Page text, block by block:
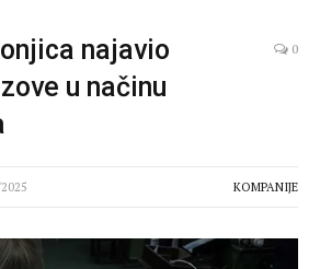
najavio
u načinu
0
KOMPANIJE